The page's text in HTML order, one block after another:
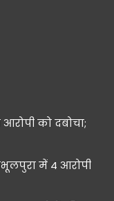
को दबोचा;
में 4 आरोपी